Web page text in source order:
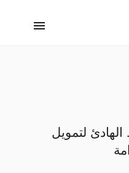
الهادئ لتمويل